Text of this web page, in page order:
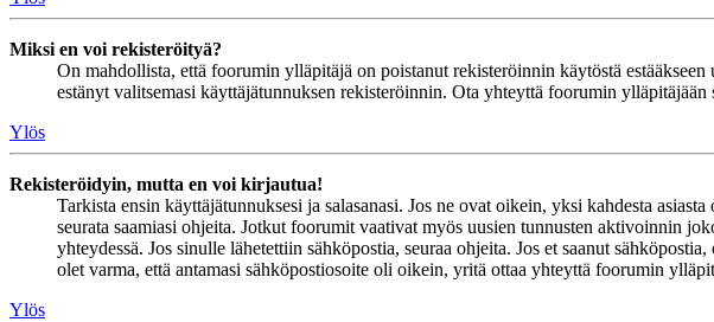
Miksi en voi rekisteröityä?
On mahdollista, että foorumin ylläpitäjä on poistanut rekisteröinnin käytöstä
estänyt valitsemasi käyttäjätunnuksen rekisteröinnin. Ota yhteyttä foorumin ylläpitäjään
Ylös
Rekisteröidyin, mutta en voi kirjautua!
Tarkista ensin käyttäjätunnuksesi ja salasanasi. Jos ne ovat oikein, yksi kahdesta
seurata saamiasi ohjeita. Jotkut foorumit vaativat myös uusien tunnusten aktivoinnin
yhteydessä. Jos sinulle lähetettiin sähköpostia, seuraa ohjeita. Jos et saanut
olet varma, että antamasi sähköpostiosoite oli oikein, yritä ottaa yhteyttä foorumin
Ylös